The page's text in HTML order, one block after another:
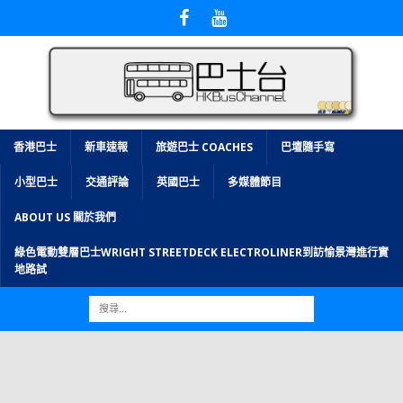
香港巴士 新車速報 旅遊巴士 COACHES 巴壇隨手寫
小型巴士 交通評論 英國巴士 多媒體節目
ABOUT US 關於我們
綠色電動雙層巴士WRIGHT STREETDECK ELECTROLINER到訪愉景灣進行實
地路試